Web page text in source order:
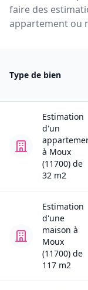
faire des
appartement ou
Type de bien
Estimation
d'un
à Moux
(11700) de
32 m2
Estimation
d'une
maison à
Moux
(11700) de
117 m2